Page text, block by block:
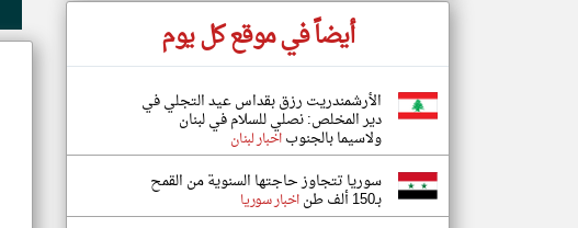
أيضاً في موقع كل يوم
الأرشمندريت رزق بقداس عيد التجلي في
دير المخلص: نصلي للسلام في لبنان
ولاسيما بالجنوباخبار لبنان
سوريا تتجاوز حاجتها السنوية من القمح
بـ150 ألف طن اخبار سوريا